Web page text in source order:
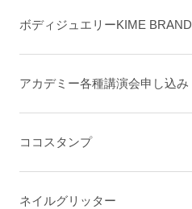
ボディジュエリーKIME BRAND
アカデミー各種講演会申し込み
ココスタンプ
ネイルグリッター